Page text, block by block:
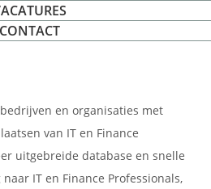
CONTACT
en organisaties met
van IT en Finance
uitgebreide database en snelle
IT en Finance Professionals,